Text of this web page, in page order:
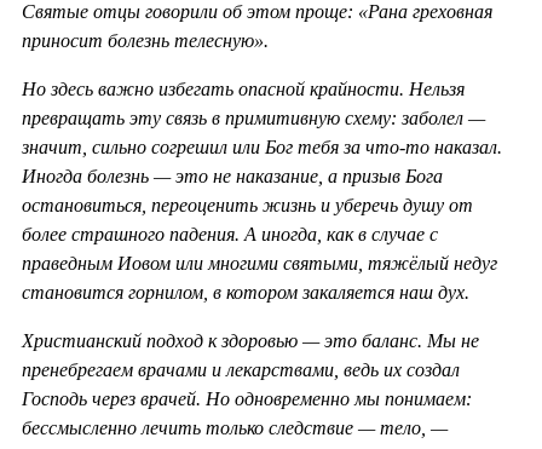
Святые отцы говорили об этом проще: «Рана греховная
приносит болезнь телесную».
Но здесь важно избегать опасной крайности. Нельзя
превращать эту связь в примитивную схему: заболел —
значит, сильно согрешил или Бог тебя за что-то наказал.
Иногда болезнь — это не наказание, а призыв Бога
остановиться, переоценить жизнь и уберечь душу от
более страшного падения. А иногда, как в случае с
праведным Иовом или многими святыми, тяжёлый недуг
становится горнилом, в котором закаляется наш дух.
Христианский подход к здоровью — это баланс. Мы не
пренебрегаем врачами и лекарствами, ведь их создал
Господь через врачей. Но одновременно мы понимаем:
бессмысленно лечить только следствие — тело, —